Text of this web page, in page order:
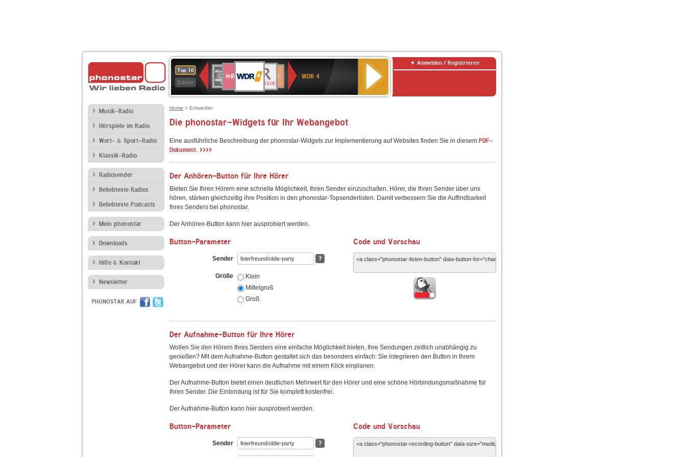
Top 10
Zuletzt
Deutschlandfunk
80er
90er
OLDIE
ANTENNE
4
KLASSIK
Deutschlandfunk
Kultur
Kultur
2
WDR 4
Anmelden / Registrieren
Musik-Radio
Hörspiele im Radio
Wort- & Sport-Radio
Klassik-Radio
Radiosender
Beliebteste Radios
Beliebteste Podcasts
Mein phonostar
Downloads
Hilfe & Kontakt
Newsletter
PHONOSTAR AUF
Home > Entwickler
Die phonostar-Widgets für Ihr Webangebot
Eine ausführliche Beschreibung der phonostar-Widgets zur Implementierung auf Websites finden Sie in diesem PDF-
Dokument. ››››
Der Anhören-Button für Ihre Hörer
Bieten Sie Ihren Hörern eine schnelle Möglichkeit, Ihren Sender einzuschalten. Hörer, die Ihren Sender über uns
hören, stärken gleichzeitig ihre Position in den phonostar-Topsenderlisten. Damit verbessern Sie die Auffindbarkeit
Ihres Senders bei phonostar.
Der Anhören-Button kann hier ausprobiert werden.
Button-Parameter
Sender ?
Größe
Klein
Mittelgroß
Groß
Code und Vorschau
Der Aufnahme-Button für Ihre Hörer
Wollen Sie den Hörern Ihres Senders eine einfache Möglichkeit bieten, Ihre Sendungen zeitlich unabhängig zu
genießen? Mit dem Aufnahme-Button gestaltet sich das besonders einfach: Sie integrieren den Button in Ihrem
Webangebot und der Hörer kann die Aufnahme mit einem Klick einplanen.
Der Aufnahme-Button bietet einen deutlichen Mehrwert für den Hörer und eine schöne Hörbindungsmaßnahme für
Ihren Sender. Die Einbindung ist für Sie komplett kostenfrei.
Der Aufnahme-Button kann hier ausprobiert werden.
Button-Parameter
Sender ?
Code und Vorschau